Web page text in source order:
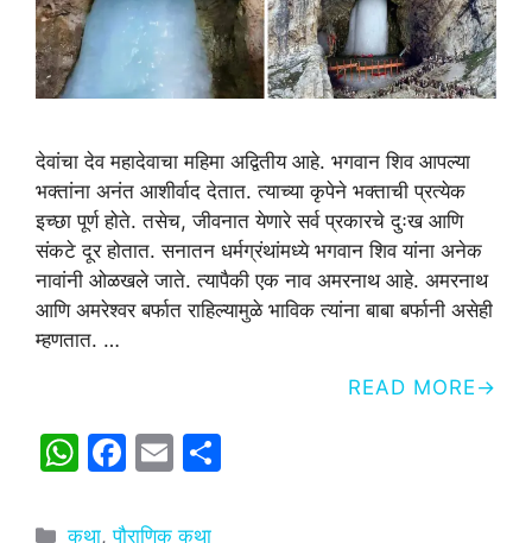
देवांचा देव महादेवाचा महिमा अद्वितीय आहे. भगवान शिव आपल्या
भक्तांना अनंत आशीर्वाद देतात. त्याच्या कृपेने भक्ताची प्रत्येक
इच्छा पूर्ण होते. तसेच, जीवनात येणारे सर्व प्रकारचे दुःख आणि
संकटे दूर होतात. सनातन धर्मग्रंथांमध्ये भगवान शिव यांना अनेक
नावांनी ओळखले जाते. त्यापैकी एक नाव अमरनाथ आहे. अमरनाथ
आणि अमरेश्वर बर्फात राहिल्यामुळे भाविक त्यांना बाबा बर्फानी असेही
म्हणतात. …
READ MORE
W
at
F
c
E
ai
Categories
कथा,पौराणिक कथा